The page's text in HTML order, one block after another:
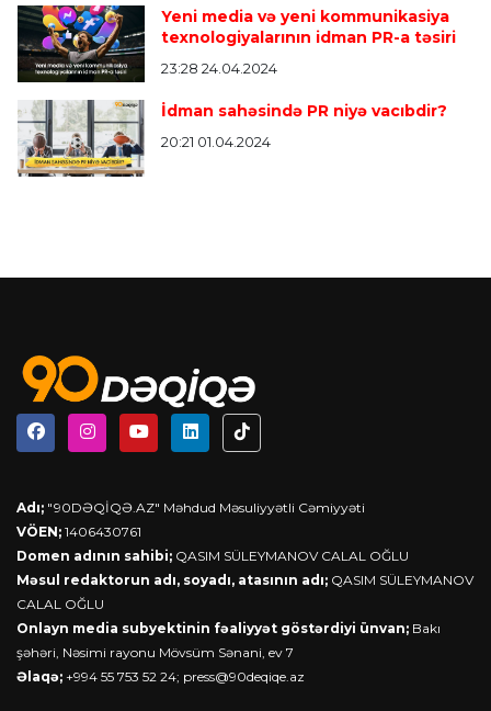
Yeni media və yeni kommunikasiya
texnologiyalarının idman PR-a təsiri
23:28 24.04.2024
İdman sahəsində PR niyə vacıbdir?
20:21 01.04.2024
Adı; "90DƏQİQƏ.AZ" Məhdud Məsuliyyətli Cəmiyyəti
VÖEN; 1406430761
Domen adının sahibi; QASIM SÜLEYMANOV CALAL OĞLU
Məsul redaktorun adı, soyadı, atasının adı; QASIM SÜLEYMANOV
CALAL OĞLU
Onlayn media subyektinin fəaliyyət göstərdiyi ünvan; Bakı
şəhəri, Nəsimi rayonu Mövsüm Sənani, ev 7
Əlaqə; +994 55 753 52 24; press@90deqiqe.az